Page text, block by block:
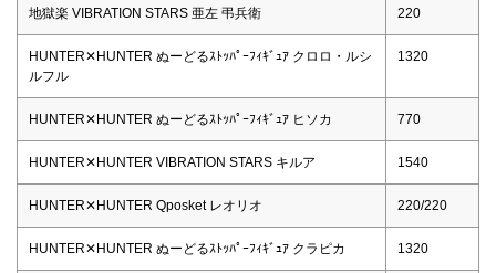
地獄楽 VIBRATION STARS 亜左 弔兵衛 220
HUNTER✕HUNTER ぬーどるｽﾄｯﾊﾟｰﾌｨｷﾞｭｱ クロロ・ルシ
ルフル
1320
HUNTER✕HUNTER ぬーどるｽﾄｯﾊﾟｰﾌｨｷﾞｭｱ ヒソカ 770
HUNTER✕HUNTER VIBRATION STARS キルア 1540
HUNTER✕HUNTER Qposket レオリオ 220/220
HUNTER✕HUNTER ぬーどるｽﾄｯﾊﾟｰﾌｨｷﾞｭｱ クラピカ 1320